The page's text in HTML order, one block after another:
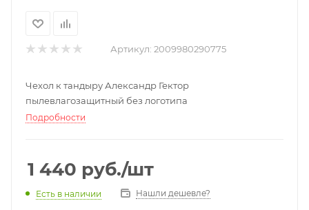
Артикул: 2009980290775
Чехол к тандыру Александр Гектор
пылевлагозащитный без логотипа
Подробности
1 440 руб./шт
Есть в наличии Нашли дешевле?